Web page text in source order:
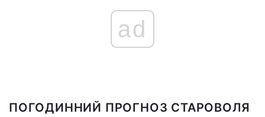
ad
ПОГОДИННИЙ ПРОГНОЗ СТАРОВОЛЯ